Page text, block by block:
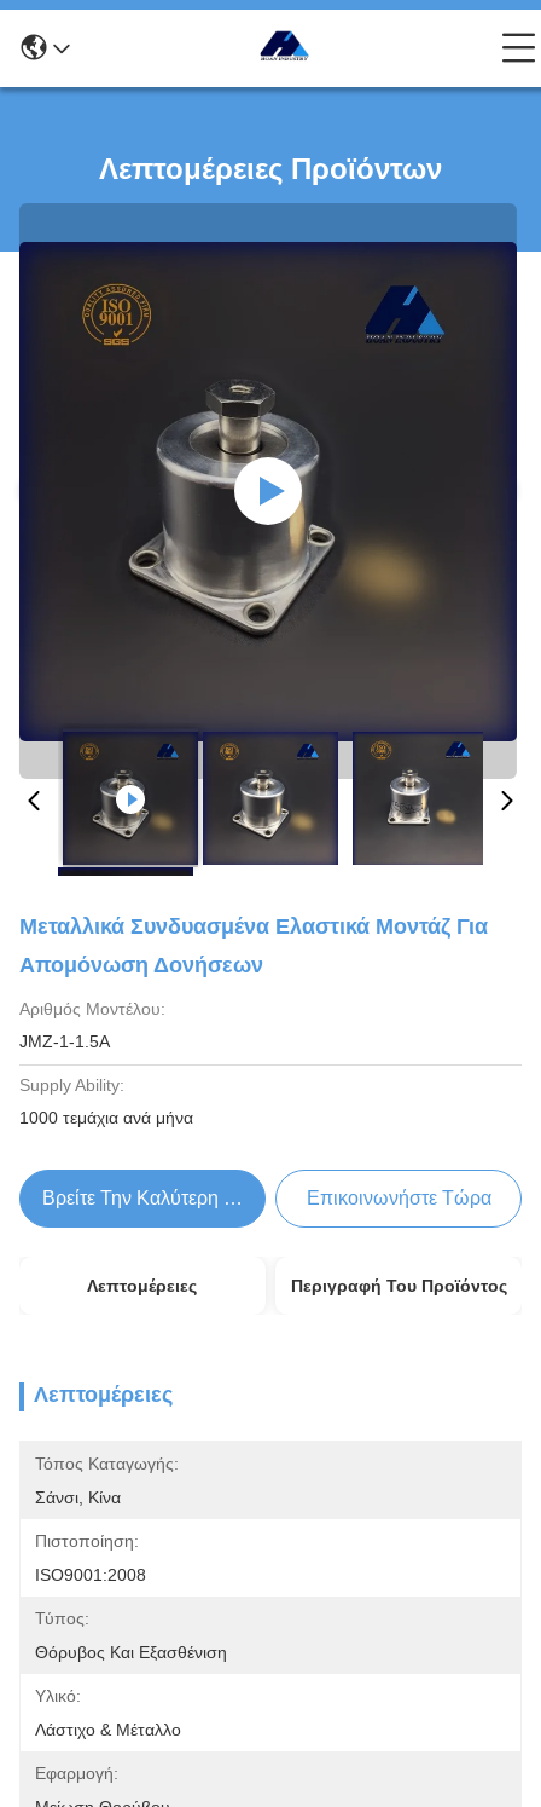
Λεπτομέρειες Προϊόντων
Μεταλλικά Συνδυασμένα Ελαστικά Μοντάζ Για
Απομόνωση Δονήσεων
Αριθμός Μοντέλου:
JMZ-1-1.5A
Supply Ability:
1000 τεμάχια ανά μήνα
Βρείτε Την Καλύτερη Τιμή Επικοινωνήστε Τώρα
Λεπτομέρειες Περιγραφή Του Προϊόντος
Λεπτομέρειες
Τόπος Καταγωγής:
Σάνσι, Κίνα
Πιστοποίηση:
ISO9001:2008
Τύπος:
Θόρυβος Και Εξασθένιση
Υλικό:
Λάστιχο & Μέταλλο
Εφαρμογή: